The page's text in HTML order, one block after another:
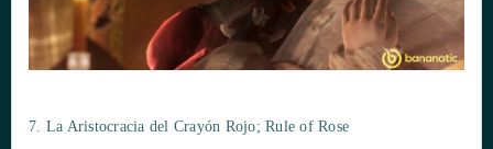
7. La Aristocracia del Crayón Rojo; Rule of Rose